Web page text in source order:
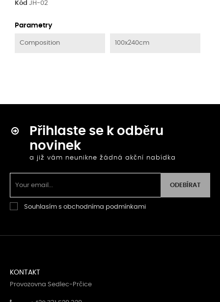
Kód JH-02
Parametry
Composition 100x240cm
Přihlaste se k odběru
novinek
a již vám neunikne žádná akční nabídka
ODEBÍRAT
Souhlasím s obchodníma podmínkami
KONTAKT
Provozovna Sedlec-Prčice